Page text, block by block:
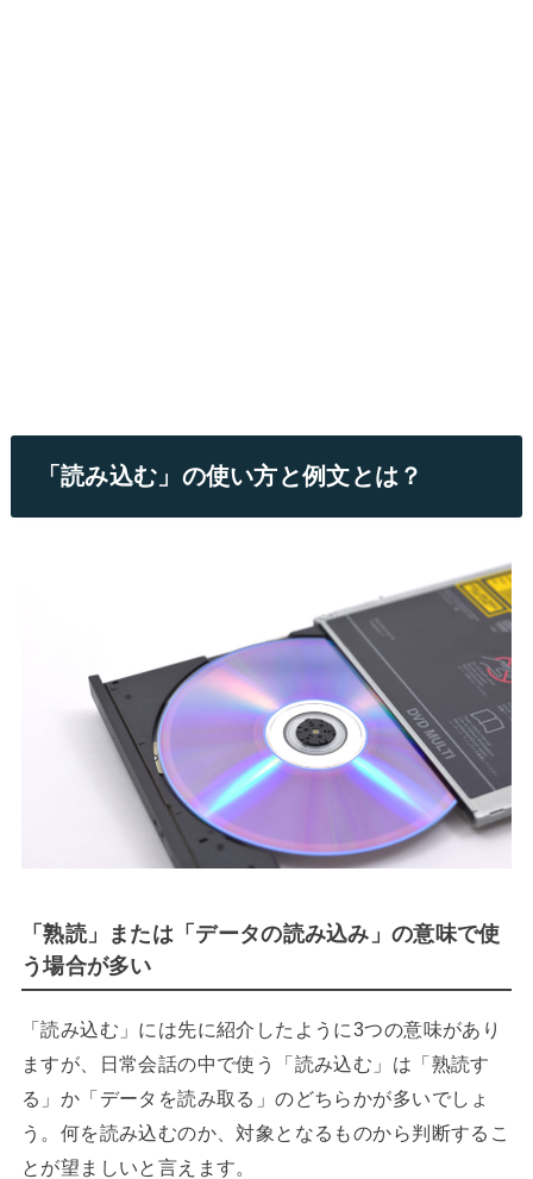
「読み込む」の使い方と例文とは？
「熟読」または「データの読み込み」の意味で使
う場合が多い
「読み込む」には先に紹介したように3つの意味があり
ますが、日常会話の中で使う「読み込む」は「熟読す
る」か「データを読み取る」のどちらかが多いでしょ
う。何を読み込むのか、対象となるものから判断するこ
とが望ましいと言えます。